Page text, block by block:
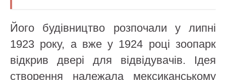
Його будівництво розпочали у липні
1923 року, а вже у 1924 році зоопарк
відкрив двері для відвідувачів. Ідея
створення належала мексиканському